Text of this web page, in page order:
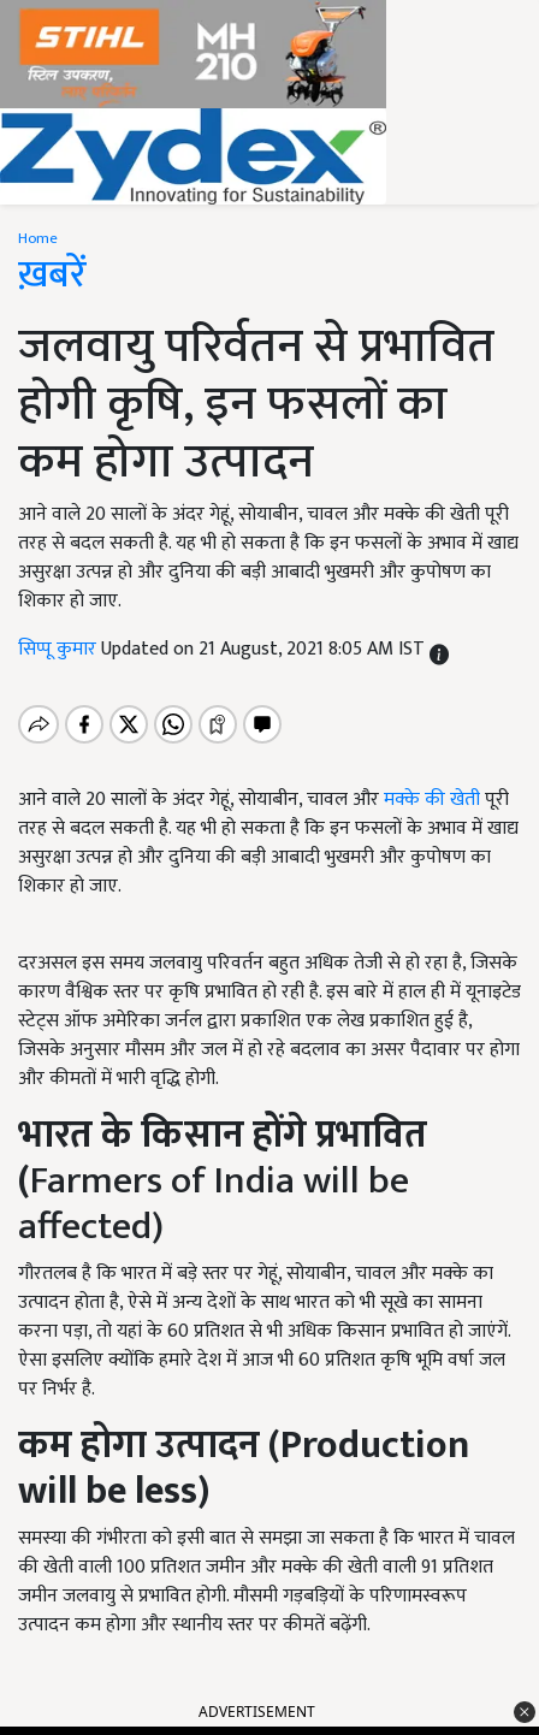
Home
ख़बरें
जलवायु परिर्वतन से प्रभावित
होगी कृषि, इन फसलों का
कम होगा उत्पादन
आने वाले 20 सालों के अंदर गेहूं, सोयाबीन, चावल और मक्के की खेती पूरी
तरह से बदल सकती है. यह भी हो सकता है कि इन फसलों के अभाव में खाद्य
असुरक्षा उत्पन्न हो और दुनिया की बड़ी आबादी भुखमरी और कुपोषण का
शिकार हो जाए.
सिप्पू कुमारUpdated on 21 August, 2021 8:05 AM IST
आने वाले 20 सालों के अंदर गेहूं, सोयाबीन, चावल औरमक्के की खेतीपूरी
तरह से बदल सकती है. यह भी हो सकता है कि इन फसलों के अभाव में खाद्य
असुरक्षा उत्पन्न हो और दुनिया की बड़ी आबादी भुखमरी और कुपोषण का
शिकार हो जाए.
दरअसल इस समय जलवायु परिवर्तन बहुत अधिक तेजी से हो रहा है, जिसके
कारण वैश्विक स्तर पर कृषि प्रभावित हो रही है. इस बारे में हाल ही में यूनाइटेड
स्टेट्स ऑफ अमेरिका जर्नल द्वारा प्रकाशित एक लेख प्रकाशित हुई है,
जिसके अनुसार मौसम और जल में हो रहे बदलाव का असर पैदावार पर होगा
और कीमतों में भारी वृद्धि होगी.
भारत के किसान होंगे प्रभावित
(Farmers of India will be
affected)
गौरतलब है कि भारत में बड़े स्तर पर गेहूं, सोयाबीन, चावल और मक्के का
उत्पादन होता है, ऐसे में अन्य देशों के साथ भारत को भी सूखे का सामना
करना पड़ा, तो यहां के 60 प्रतिशत से भी अधिक किसान प्रभावित हो जाएंगें.
ऐसा इसलिए क्योंकि हमारे देश में आज भी 60 प्रतिशत कृषि भूमि वर्षा जल
पर निर्भर है.
कम होगा उत्पादन (Production
will be less)
समस्या की गंभीरता को इसी बात से समझा जा सकता है कि भारत में चावल
की खेती वाली 100 प्रतिशत जमीन और मक्के की खेती वाली 91 प्रतिशत
जमीन जलवायु से प्रभावित होगी. मौसमी गड़बड़ियों के परिणामस्वरूप
उत्पादन कम होगा और स्थानीय स्तर पर कीमतें बढ़ेंगी.
ADVERTISEMENT